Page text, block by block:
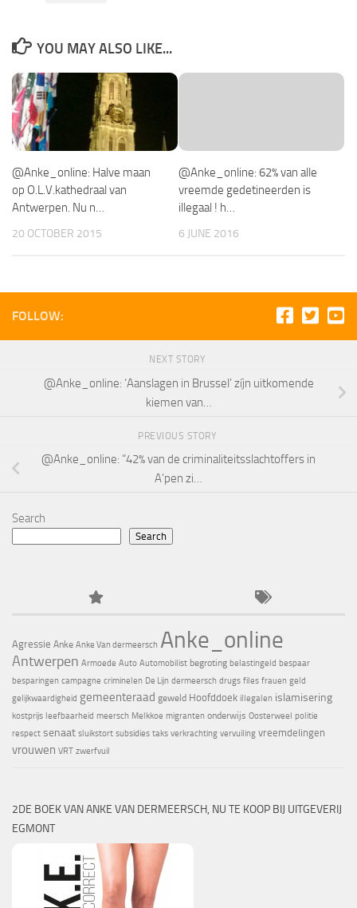
YOU MAY ALSO LIKE...
@Anke_online: Halve maan
op O.L.V.kathedraal van
Antwerpen. Nu n…
20 OCTOBER 2015
@Anke_online: 62% van alle
vreemde gedetineerden is
illegaal ! h…
6 JUNE 2016
FOLLOW:
NEXT STORY
@Anke_online: ‘Aanslagen in Brussel’ zíjn uitkomende
kiemen van…
PREVIOUS STORY
@Anke_online: “42% van de criminaliteitsslachtoffers in
A’pen zi…
Search
Search
Agressie Anke Anke Van dermeersch Anke_online
Antwerpen Armoede Auto Automobilist begroting belastingeld bespaar
besparingen campagne criminelen De Lijn dermeersch drugs files frauen geld
gelijkwaardigheid gemeenteraad geweld Hoofddoek illegalen islamisering
kostprijs leefbaarheid meersch Melkkoe migranten onderwijs Oosterweel politie
respect senaat sluikstort subsidies taks verkrachting vervuiling vreemdelingen
vrouwen VRT zwerfvuil
2DE BOEK VAN ANKE VAN DERMEERSCH, NU TE KOOP BIJ UITGEVERIJ
EGMONT